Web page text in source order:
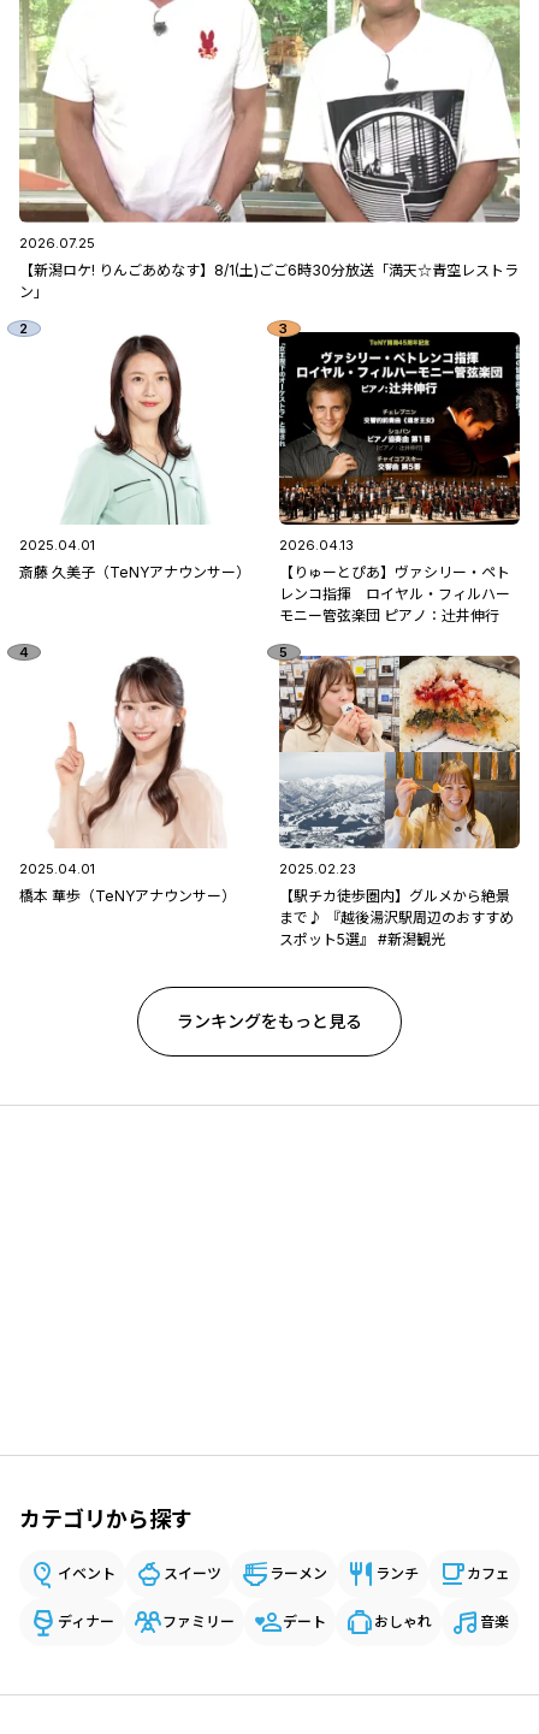
2026.07.25
【新潟ロケ! りんごあめなす】8/1(土)ごご6時30分放送「満天☆青空レストラ
ン」
2025.04.01
斎藤 久美子（TeNYアナウンサー）
2026.04.13
【りゅーとぴあ】ヴァシリー・ペト
レンコ指揮 ロイヤル・フィルハー
モニー管弦楽団 ピアノ：辻󠄀井伸行
2025.04.01
橋本 華歩（TeNYアナウンサー）
2025.02.23
【駅チカ徒歩圏内】グルメから絶景
まで♪ 『越後湯沢駅周辺のおすすめ
スポット5選』 #新潟観光
ランキングをもっと見る
カテゴリから探す
イベント スイーツ ラーメン ランチ カフェ
ディナー ファミリー デート おしゃれ 音楽